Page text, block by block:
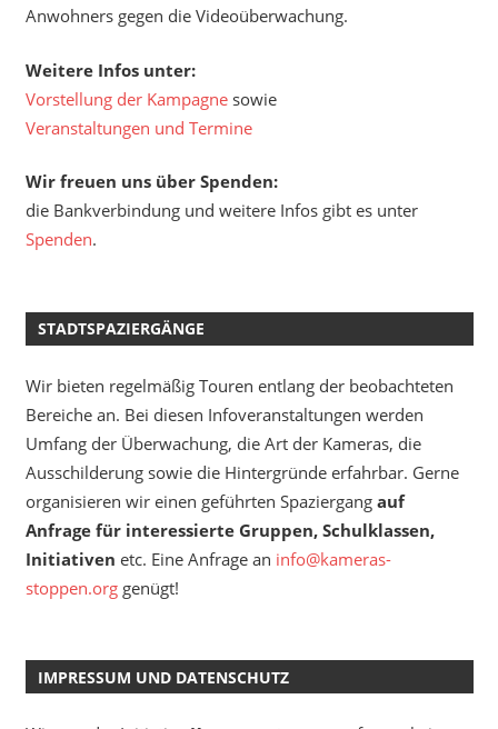
Anwohners gegen die Videoüberwachung.
Weitere Infos unter:
Vorstellung der Kampagne sowie
Veranstaltungen und Termine
Wir freuen uns über Spenden:
die Bankverbindung und weitere Infos gibt es unter
Spenden.
STADTSPAZIERGÄNGE
Wir bieten regelmäßig Touren entlang der beobachteten
Bereiche an. Bei diesen Infoveranstaltungen werden
Umfang der Überwachung, die Art der Kameras, die
Ausschilderung sowie die Hintergründe erfahrbar. Gerne
organisieren wir einen geführten Spaziergang auf
Anfrage für interessierte Gruppen, Schulklassen,
Initiativen etc. Eine Anfrage an info@kameras-
stoppen.orggenügt!
IMPRESSUM UND DATENSCHUTZ